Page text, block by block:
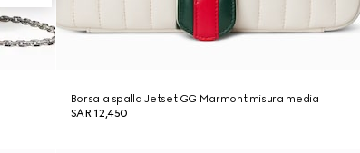
Borsa a spalla Jetset GG Marmont misura media
SAR 12,450